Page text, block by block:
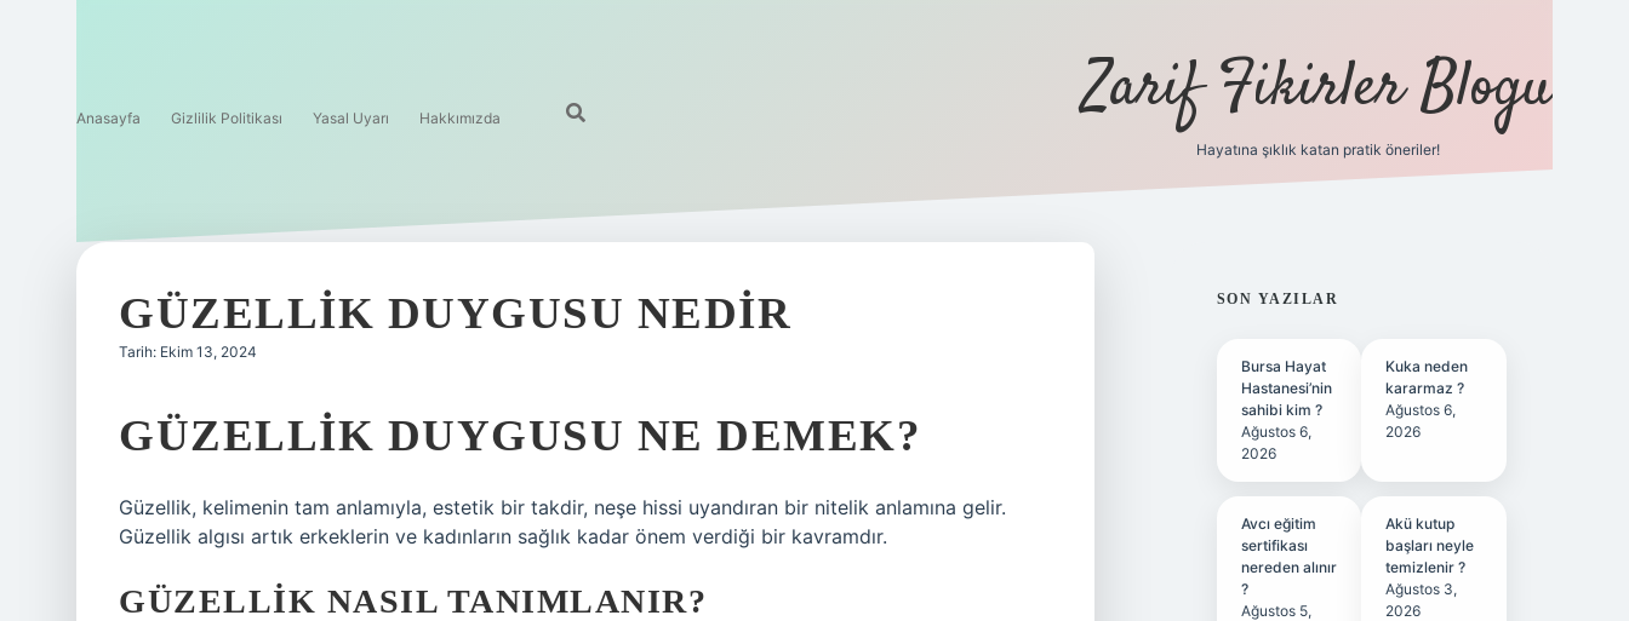
Anasayfa Gizlilik Politikası Yasal Uyarı Hakkımızda Zarif Fikirler Blogu
Hayatına şıklık katan pratik öneriler!
GÜZELLIK DUYGUSU NEDIR
Tarih: Ekim 13, 2024
GÜZELLIK DUYGUSU NE DEMEK?
Güzellik, kelimenin tam anlamıyla, estetik bir takdir, neşe hissi uyandıran bir nitelik anlamına gelir.
Güzellik algısı artık erkeklerin ve kadınların sağlık kadar önem verdiği bir kavramdır.
GÜZELLIK NASIL TANIMLANIR?
SIDEBAR
SON YAZILAR
Bursa Hayat
Hastanesi’nin
sahibi kim ?
Ağustos 6,
2026
Kuka neden
kararmaz ?
Ağustos 6,
2026
Avcı eğitim
sertifikası
nereden alınır
?
Ağustos 5,
Akü kutup
başları neyle
temizlenir ?
Ağustos 3,
2026